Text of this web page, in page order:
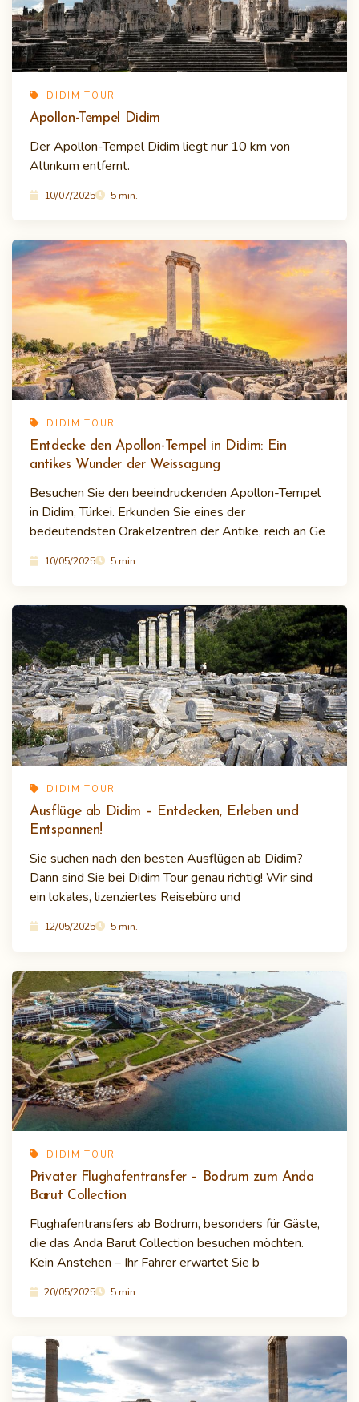
DIDIM TOUR
Apollon-Tempel Didim
Der Apollon-Tempel Didim liegt nur 10 km von
Altınkum entfernt.
10/07/2025 5 min.
DIDIM TOUR
Entdecke den Apollon-Tempel in Didim: Ein
antikes Wunder der Weissagung
Besuchen Sie den beeindruckenden Apollon-Tempel
in Didim, Türkei. Erkunden Sie eines der
bedeutendsten Orakelzentren der Antike, reich an Ge
10/05/2025 5 min.
DIDIM TOUR
Ausflüge ab Didim – Entdecken, Erleben und
Entspannen!
Sie suchen nach den besten Ausflügen ab Didim?
Dann sind Sie bei Didim Tour genau richtig! Wir sind
ein lokales, lizenziertes Reisebüro und
12/05/2025 5 min.
DIDIM TOUR
Privater Flughafentransfer – Bodrum zum Anda
Barut Collection
Flughafentransfers ab Bodrum, besonders für Gäste,
die das Anda Barut Collection besuchen möchten.
Kein Anstehen – Ihr Fahrer erwartet Sie b
20/05/2025 5 min.